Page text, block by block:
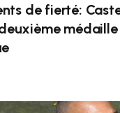
de fierté: